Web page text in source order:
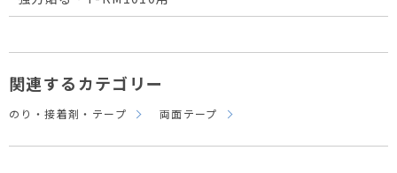
関連するカテゴリー
のり・接着剤・テープ 両面テープ